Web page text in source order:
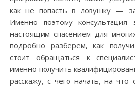
как не попасть в ловушку —
Именно поэтому консультация
настоящим спасением для
подробно разберем, как
стоит обращаться к
именно получить
расскажу, с чего начать, на что